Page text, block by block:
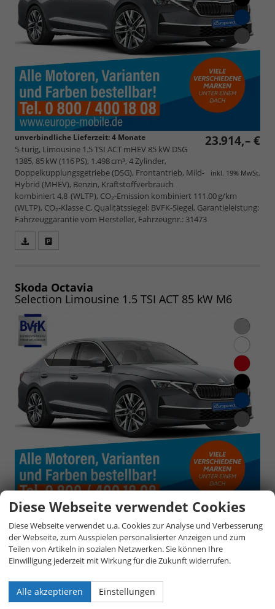
23.914,– €
inkl. 19% MwSt.
unverbindliche Lieferzeit:4 Monate
5-türig, Limousine 1.5 TSI ACT mHEV 85 kW DSG
1385, 85 kW (116 PS), 1.498 cm³, 4 Zylinder,
Doppelkupplungsgetriebe (DSG), Frontantrieb, Mild-
Hybrid (MHEV), Benzin, Kraftstoffverbrauch
kombiniert 4,8 (WLTP), CO₂-Emission kombiniert 111.00 g/km
(WLTP), CO₂-Klasse C, Qualitätssiegel: BVFK-Siegel, Garantieleistung:
Fahrzeuggarantie vom Hersteller, Fahrzeugnr.: 31473
speichern/drucken
Skoda Octavia
Selection Limousine 1.5 TSI ACT 85 kW M6
23.914,– €
inkl. 19% MwSt.
unverbindliche Lieferzeit: 4 Monate
5-türig, Combi 1.5 TSI ACT 85 kW 1366, 85 kW
(116 PS), 1.498 cm³, 4 Zylinder, Schalt. 6-Gang,
Frontantrieb, Verbrennungsmotor (ICE), Benzin,
Kraftstoffverbrauch kombiniert 5,4 (WLTP), CO₂-
Emission kombiniert 122.00 g/km (WLTP), CO₂-Klasse D,
Qualitätssiegel: BVFK-Siegel, Garantieleistung: Fahrzeuggarantie
vom Hersteller, Fahrzeugnr.: 31478
Diese Webseite verwendet Cookies
Diese Webseite verwendet u.a. Cookies zur Analyse und Verbesserung
der Webseite, zum Ausspielen personalisierter Anzeigen und zum
Teilen von Artikeln in sozialen Netzwerken. Sie können Ihre
Einwilligung jederzeit mit Wirkung für die Zukunft widerrufen.
Alle akzeptieren Einstellungen